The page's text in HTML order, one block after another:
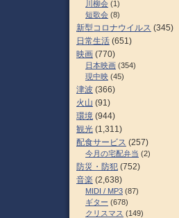
川柳会 (1)
短歌会 (8)
新型コロナウイルス (345)
日常生活 (651)
映画 (770)
日本映画 (354)
現中映 (45)
津波 (366)
火山 (91)
環境 (944)
観光 (1,311)
配食サービス (257)
今月の宅配弁当 (2)
防災・防犯 (752)
音楽 (2,638)
MIDI / MP3 (87)
ギター (678)
クリスマス (149)